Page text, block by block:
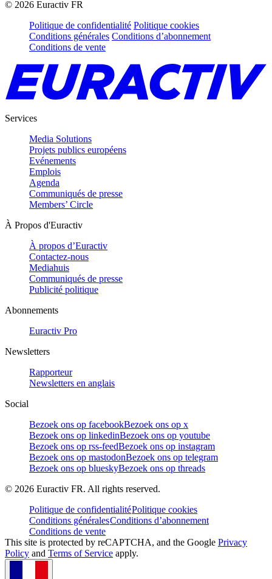
© 2026 Euractiv FR
Politique de confidentialité Politique cookies
Conditions générales Conditions d’abonnement
Conditions de vente
Services
Media Solutions
Projets publics européens
Evénements
Emplois
Agenda
Communiqués de presse
Members’ Circle
À Propos d'Euractiv
À propos d’Euractiv
Contactez-nous
Mediahuis
Communiqués de presse
Publicité politique
Abonnements
Euractiv Pro
Newsletters
Rapporteur
Newsletters en anglais
Social
Bezoek ons op facebookBezoek ons op x
Bezoek ons op linkedinBezoek ons op youtube
Bezoek ons op rss-feedBezoek ons op instagram
Bezoek ons op mastodonBezoek ons op telegram
Bezoek ons op blueskyBezoek ons op threads
© 2026 Euractiv FR. All rights reserved.
Politique de confidentialitéPolitique cookies
Conditions généralesConditions d’abonnement
Conditions de vente
This site is protected by reCAPTCHA, and the Google Privacy
Policy and Terms of Service apply.